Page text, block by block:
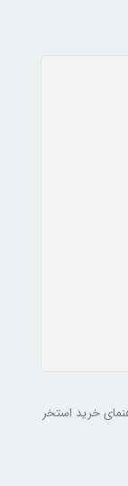
خرید استخر